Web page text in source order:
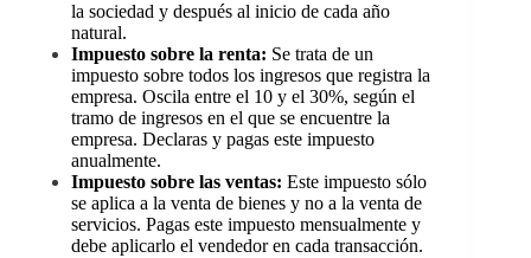
la sociedad y después al inicio de cada año
natural.
Impuesto sobre la renta: Se trata de un
impuesto sobre todos los ingresos que registra la
empresa. Oscila entre el 10 y el 30%, según el
tramo de ingresos en el que se encuentre la
empresa. Declaras y pagas este impuesto
anualmente.
Impuesto sobre las ventas: Este impuesto sólo
se aplica a la venta de bienes y no a la venta de
servicios. Pagas este impuesto mensualmente y
debe aplicarlo el vendedor en cada transacción.